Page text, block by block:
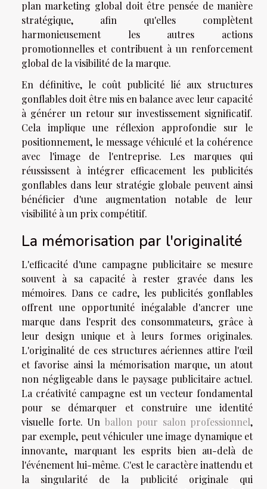
plan marketing global doit être pensée de manière
stratégique, afin qu'elles complètent
harmonieusement les autres actions
promotionnelles et contribuent à un renforcement
global de la visibilité de la marque.
En définitive, le coût publicité lié aux structures
gonflables doit être mis en balance avec leur capacité
à générer un retour sur investissement significatif.
Cela implique une réflexion approfondie sur le
positionnement, le message véhiculé et la cohérence
avec l'image de l'entreprise. Les marques qui
réussissent à intégrer efficacement les publicités
gonflables dans leur stratégie globale peuvent ainsi
bénéficier d'une augmentation notable de leur
visibilité à un prix compétitif.
La mémorisation par l'originalité
L'efficacité d'une campagne publicitaire se mesure
souvent à sa capacité à rester gravée dans les
mémoires. Dans ce cadre, les publicités gonflables
offrent une opportunité inégalable d'ancrer une
marque dans l'esprit des consommateurs, grâce à
leur design unique et à leurs formes originales.
L'originalité de ces structures aériennes attire l'œil
et favorise ainsi la mémorisation marque, un atout
non négligeable dans le paysage publicitaire actuel.
La créativité campagne est un vecteur fondamental
pour se démarquer et construire une identité
visuelle forte. Un ballon pour salon professionnel,
par exemple, peut véhiculer une image dynamique et
innovante, marquant les esprits bien au-delà de
l'événement lui-même. C'est le caractère inattendu et
la singularité de la publicité originale qui